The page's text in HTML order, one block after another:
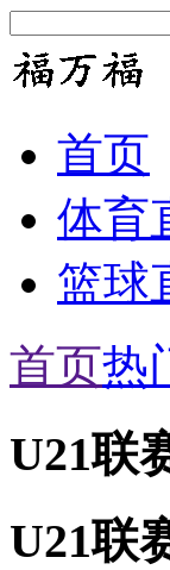
首页
体育
篮球
首页热
U21联
U21联